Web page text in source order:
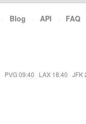
· Blog · API · FAQ
· PVG 09:40 · LAX 18:40 · JFK